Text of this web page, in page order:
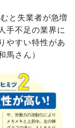
と失業者が急増
手不足の業界に
やすい特性があ
馬さん）